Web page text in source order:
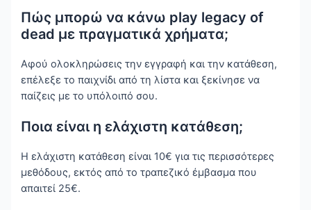
Πώς μπορώ να κάνω play legacy of
dead με πραγματικά χρήματα;
Αφού ολοκληρώσεις την εγγραφή και την κατάθεση,
επέλεξε το παιχνίδι από τη λίστα και ξεκίνησε να
παίζεις με το υπόλοιπό σου.
Ποια είναι η ελάχιστη κατάθεση;
Η ελάχιστη κατάθεση είναι 10€ για τις περισσότερες
μεθόδους, εκτός από το τραπεζικό έμβασμα που
απαιτεί 25€.